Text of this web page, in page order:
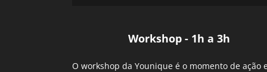
Workshop - 1h a 3h
O workshop da Younique é o momento de ação